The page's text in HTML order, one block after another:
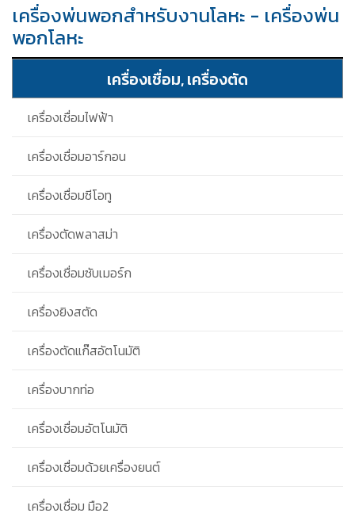
เครื่องพ่นพอกสำหรับงานโลหะ - เครื่องพ่น
พอกโลหะ
เครื่องเชื่อม, เครื่องตัด
เครื่องเชื่อมไฟฟ้า
เครื่องเชื่อมอาร์กอน
เครื่องเชื่อมซีโอทู
เครื่องตัดพลาสม่า
เครื่องเชื่อมซับเมอร์ก
เครื่องยิงสตัด
เครื่องตัดแก๊สอัตโนมัติ
เครื่องบากท่อ
เครื่องเชื่อมอัตโนมัติ
เครื่องเชื่อมด้วยเครื่องยนต์
เครื่องเชื่อม มือ2